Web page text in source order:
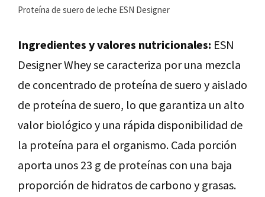
Proteína de suero de leche ESN Designer
Ingredientes y valores nutricionales: ESN
Designer Whey se caracteriza por una mezcla
de concentrado de proteína de suero y aislado
de proteína de suero, lo que garantiza un alto
valor biológico y una rápida disponibilidad de
la proteína para el organismo. Cada porción
aporta unos 23 g de proteínas con una baja
proporción de hidratos de carbono y grasas.